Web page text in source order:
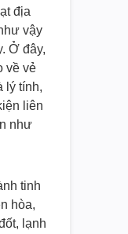
địa
vậy
Ở đây,
về vẻ
lý tính,
liên
như
tinh
hòa,
lạnh